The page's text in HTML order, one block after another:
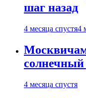
шаг назад
4 месяца спустя4
солнечный
4 месяца спустя